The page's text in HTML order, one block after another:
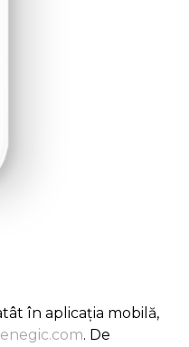
în aplicația mobilă,
. De